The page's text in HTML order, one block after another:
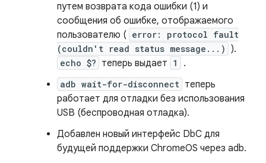
путем возврата кода ошибки (1) и
сообщения об ошибке, отображаемого
пользователю ( error: protocol fault
(couldn't read status message...)
).
echo $? теперь выдает 1 .
adb wait-for-disconnect теперь
работает для отладки без использования
USB (беспроводная отладка).
Добавлен новый интерфейс DbC для
будущей поддержки ChromeOS через adb.